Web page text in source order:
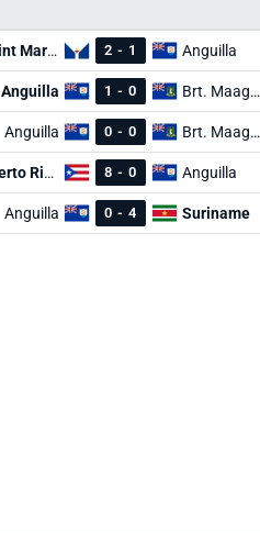
Saint Martin 2 - 1 Anguilla
Anguilla 1 - 0 Brt. Maagdene.
Anguilla 0 - 0 Brt. Maagdene.
Puerto Rico 8 - 0 Anguilla
Anguilla 0 - 4 Suriname